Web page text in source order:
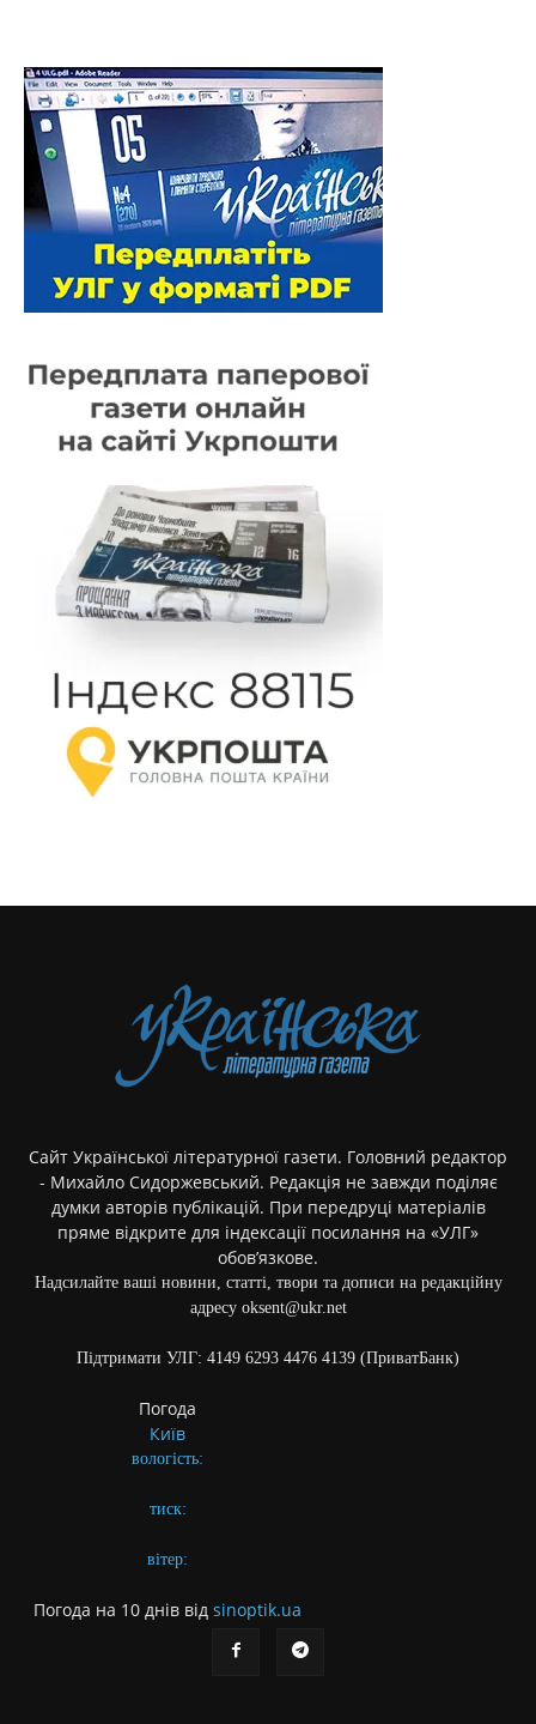
Сайт Української літературної газети. Головний редактор
- Михайло Сидоржевський. Редакція не завжди поділяє
думки авторів публікацій. При передруці матеріалів
пряме відкрите для індексації посилання на «УЛГ»
обов’язкове.
Надсилайте ваші новини, статті, твори та дописи на редакційну
адресу oksent@ukr.net
Підтримати УЛГ: 4149 6293 4476 4139 (ПриватБанк)
Погода
Київ
вологість:
тиск:
вітер:
Погода на 10 днів від sinoptik.ua